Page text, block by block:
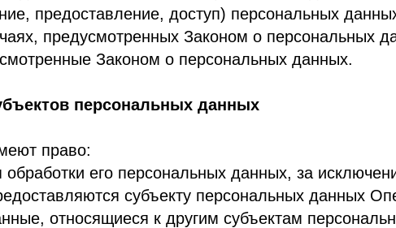
данных, их блокирования или уничтожения
незаконно полученными или не являются
законом меры по защите своих прав;
прав субъектов персональных данных или в
его персональных данных;
законодательством РФ.